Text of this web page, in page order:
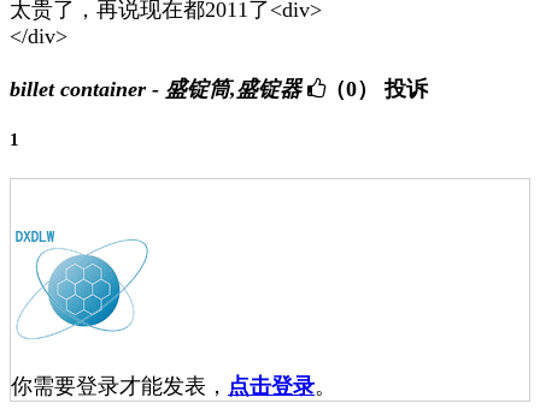
太贵了，再说现在都2011了<div>
</div>
billet container - 盛锭筒,盛锭器 （0） 投诉
1
你需要登录才能发表， 点击登录。